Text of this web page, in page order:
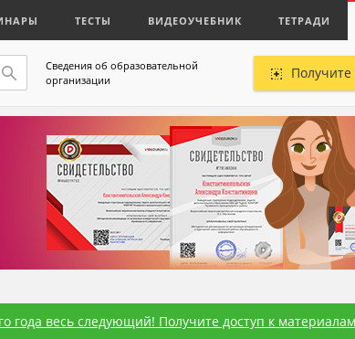
ТЕСТЫ ВИДЕОУЧЕБНИК ТЕТРАДИ
Сведения об образовательной
организации
Получите
года весь следующий! Получите доступ к